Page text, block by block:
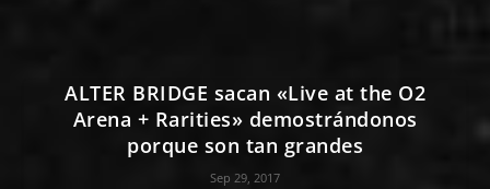
ALTER BRIDGE sacan «Live at the O2
Arena + Rarities» demostrándonos
porque son tan grandes
Sep 29, 2017